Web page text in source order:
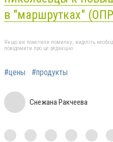
в "маршрутках"
Якщо ви помітили помилку, виділіть
повідомити про це редакцію
#цены #продукты
Снежана Ракчеева